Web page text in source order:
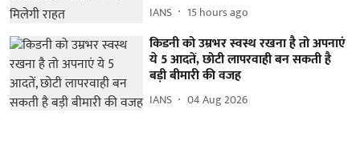
IANS 15 hours ago
किडनी को उम्रभर स्वस्थ रखना है तो अपनाएं
ये 5 आदतें, छोटी लापरवाही बन सकती है
बड़ी बीमारी की वजह
IANS 04 Aug 2026